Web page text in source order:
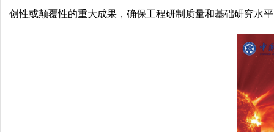
创性或颠覆性的重大成果，确保工程研制质量和基础研究水